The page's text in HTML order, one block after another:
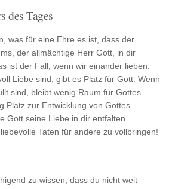
des Tages
was für eine Ehre es ist, dass der
der allmächtige Herr Gott, in dir
ist der Fall, wenn wir einander lieben.
Liebe sind, gibt es Platz für Gott. Wenn
sind, bleibt wenig Raum für Gottes
Platz zur Entwicklung von Gottes
Gott seine Liebe in dir entfalten.
Taten für andere zu vollbringen!
zu wissen, dass du nicht weit